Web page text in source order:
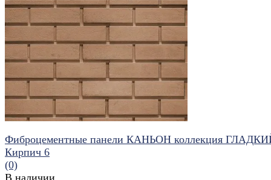
избранное сравнить
Фиброцементные панели КАНЬОН коллекция
Кирпич 6
(0)
В наличии